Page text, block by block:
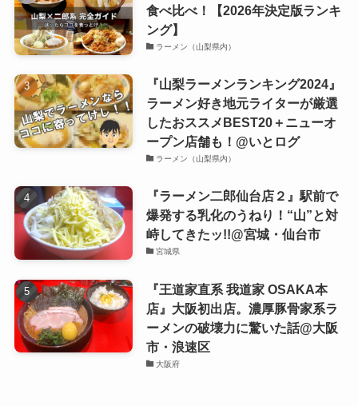
食べ比べ！【2026年決定版ランキ
ング】
ラーメン（山梨県内）
『山梨ラーメンランキング2024』
ラーメン好き地元ライターが厳選
したおススメBEST20＋ニューオ
ープン店舗も！@いとログ
ラーメン（山梨県内）
『ラーメン二郎仙台店２』駅前で
爆発する乳化のうねり！“山”と対
峙してきたッ!!@宮城・仙台市
宮城県
『王道家直系 我道家 OSAKA本
店』大阪初出店。濃厚豚骨家系ラ
ーメンの破壊力に驚いた話@大阪
市・浪速区
大阪府